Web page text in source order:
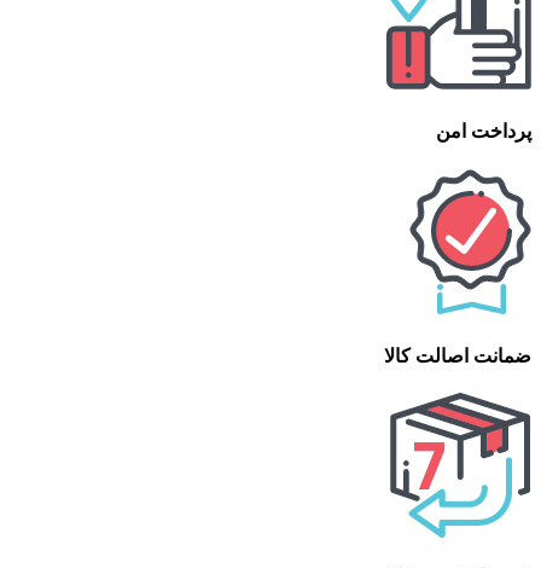
پرداخت امن
ضمانت اصالت کالا